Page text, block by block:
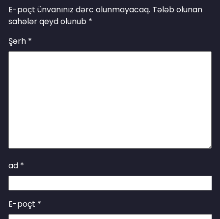
E-poçt ünvanınız dərc olunmayacaq. Tələb olunan
sahələr qeyd olunub *
Şərh *
ad *
E-poçt *